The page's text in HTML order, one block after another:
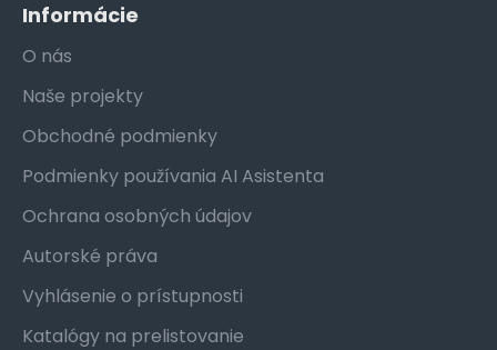
Informácie
O nás
Naše projekty
Obchodné podmienky
Podmienky používania AI Asistenta
Ochrana osobných údajov
Autorské práva
Vyhlásenie o prístupnosti
Katalógy na prelistovanie